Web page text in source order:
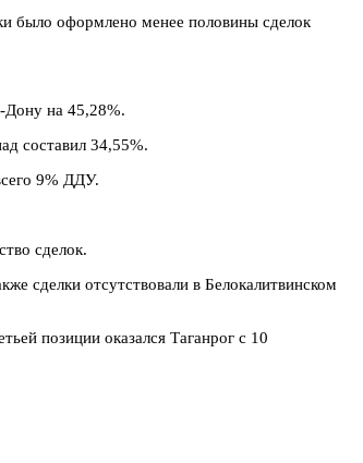
было оформлено менее половины сделок
Дону на 45,28%.
составил 34,55%.
9% ДДУ.
сделок.
сделки отсутствовали в Белокалитвинском
позиции оказался Таганрог с 10